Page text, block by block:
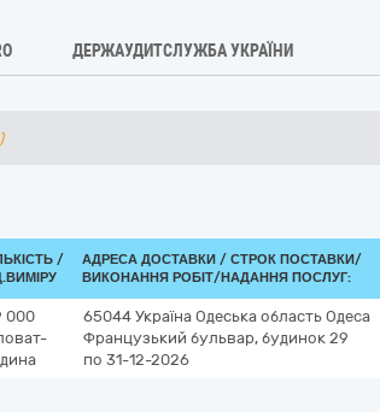
ДЕРЖАУДИТСЛУЖБА УКРАЇНИ
/
АДРЕСА ДОСТАВКИ / СТРОК ПОСТАВКИ/
ВИКОНАННЯ РОБІТ/НАДАННЯ ПОСЛУГ:
000
65044 Україна Одеська область Одеса
Французький бульвар, будинок 29
по 31-12-2026